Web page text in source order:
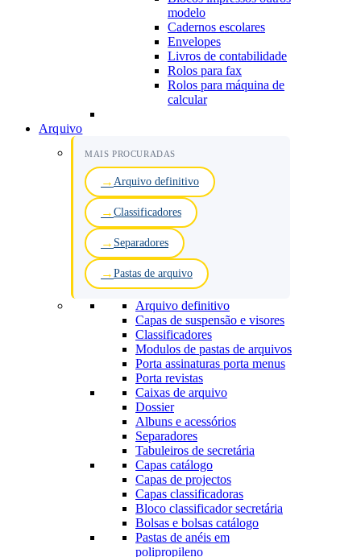
modelo
Cadernos escolares
Envelopes
Livros de contabilidade
Rolos para fax
Rolos para máquina de
calcular
Arquivo
MAIS PROCURADAS
Arquivo definitivo
Classificadores
Separadores
Pastas de arquivo
Arquivo definitivo
Capas de suspensão e visores
Classificadores
Modulos de pastas de arquivos
Porta assinaturas porta menus
Porta revistas
Caixas de arquivo
Dossier
Albuns e acessórios
Separadores
Tabuleiros de secretária
Capas catálogo
Capas de projectos
Capas classificadoras
Bloco classificador secretária
Bolsas e bolsas catálogo
Pastas de anéis em
polipropileno